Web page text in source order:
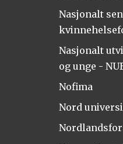
Nasjonalt
Nasjonalt
og unge -
Nofima
Nord